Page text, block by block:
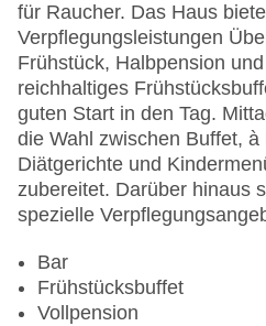
für Raucher. Das Haus
Verpflegungsleistungen
Frühstück, Halbpension
reichhaltiges
guten Start in den Tag.
die Wahl zwischen Buffet,
Diätgerichte und
zubereitet. Darüber hinaus
spezielle
Bar
Frühstücksbuffet
Vollpension